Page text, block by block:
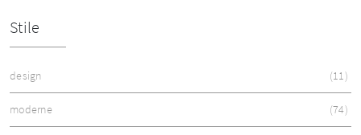
Stile
design 11
moderne 74